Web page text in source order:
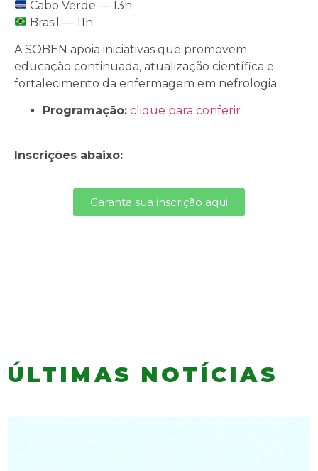
Cabo Verde — 13h
Brasil — 11h
A SOBEN apoia iniciativas que promovem
educação continuada, atualização científica e
fortalecimento da enfermagem em nefrologia.
Programação: clique para conferir
Inscrições abaixo:
Garanta sua inscrição aqui
ÚLTIMAS NOTÍCIAS